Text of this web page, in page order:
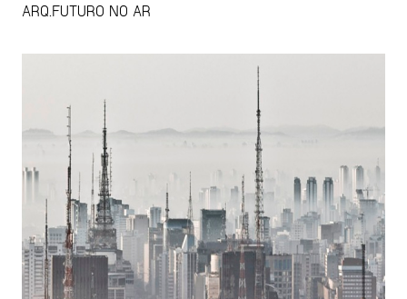
ARQ.FUTURO NO AR